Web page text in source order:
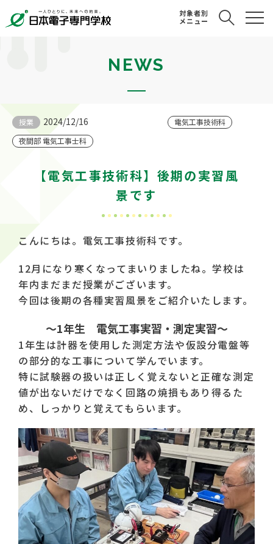
対象者別
メニュー
NEWS
授業 2024/12/16
電気工事技術科
夜間部 電気工事士科
【電気工事技術科】後期の実習風
景です
こんにちは。電気工事技術科です。
12月になり寒くなってまいりましたね。学校は
年内まだまだ授業がございます。
今回は後期の各種実習風景をご紹介いたします。
～1年生 電気工事実習・測定実習～
1年生は計器を使用した測定方法や仮設分電盤等
の部分的な工事について学んでいます。
特に試験器の扱いは正しく覚えないと正確な測定
値が出ないだけでなく回路の焼損もあり得るた
め、しっかりと覚えてもらいます。